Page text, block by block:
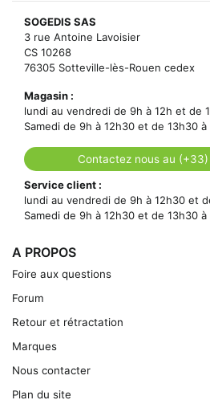
SOGEDIS SAS
3 rue Antoine Lavoisier
CS 10268
76305 Sotteville-lès-Rouen cedex
Magasin :
lundi au vendredi de 9h à 12h et de
Samedi de 9h à 12h30 et de 13h30 à
Contactez nous au
Service client :
lundi au vendredi de 9h à 12h30 et
Samedi de 9h à 12h30 et de 13h30 à
A PROPOS
Foire aux questions
Forum
Retour et rétractation
Marques
Nous contacter
Plan du site